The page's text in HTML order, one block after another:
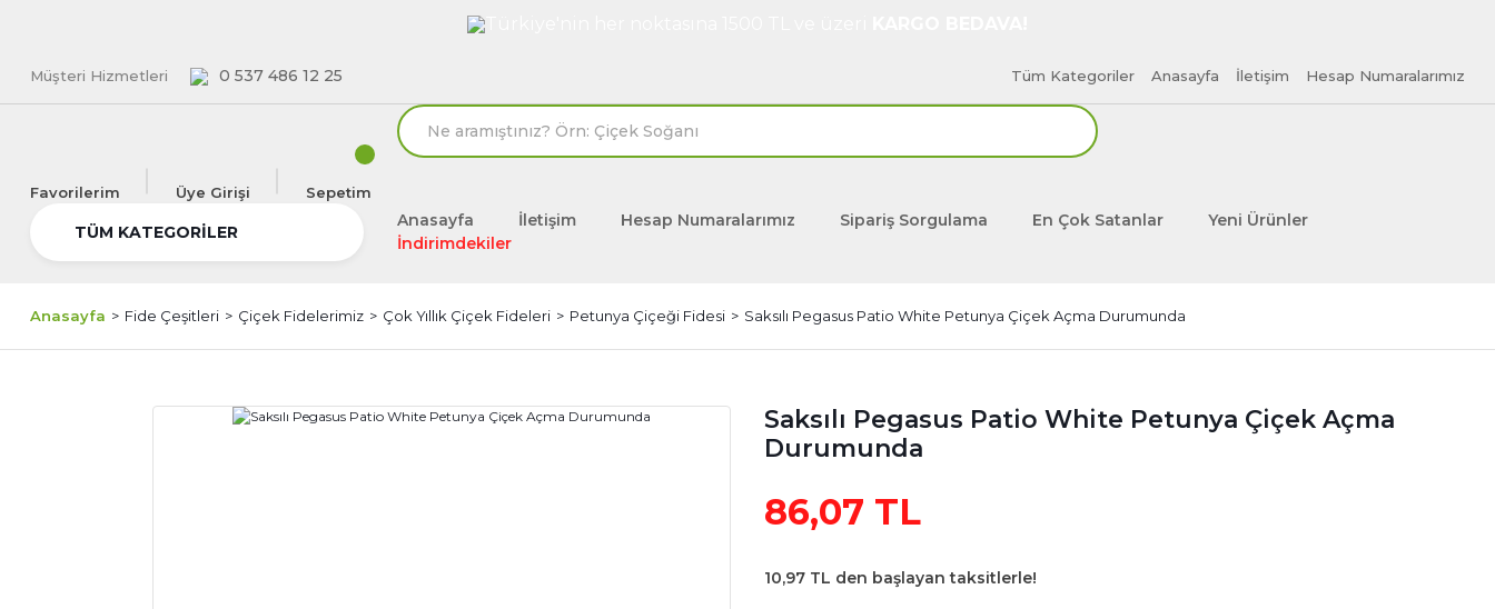
Müşteri Hizmetleri 0 537 486 12 25 Tüm Kategoriler Anasayfa İletişim Hesap Numaralarımız
Favorilerim Üye Girişi Sepetim
TÜM KATEGORİLER
Anasayfa İletişim Hesap Numaralarımız Sipariş Sorgulama En Çok Satanlar
Yeni Ürünler
İndirimdekiler
Anasayfa Fide Çeşitleri Çiçek Fidelerimiz Çok Yıllık Çiçek Fideleri Petunya Çiçeği Fidesi Saksılı Pegasus Patio White Petunya Çiçek Açma Durumunda
Saksılı Pegasus Patio White Petunya Çiçek Açma
Durumunda
86,07 TL
10,97 TL den başlayan taksitlerle!